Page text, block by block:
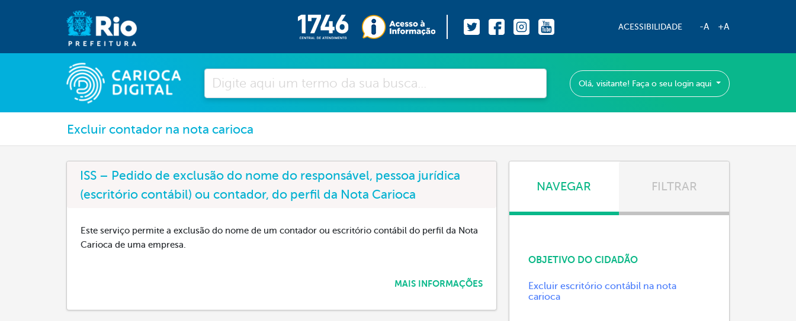
ACESSIBILIDADE -A +A
Pesquisar
Olá, visitante! Faça o seu login aqui
Excluir contador na nota carioca
ISS – Pedido de exclusão do nome do responsável, pessoa jurídica
(escritório contábil) ou contador, do perfil da Nota Carioca
Este serviço permite a exclusão do nome de um contador ou escritório contábil do perfil da Nota
Carioca de uma empresa.
MAIS INFORMAÇÕES
NAVEGAR FILTRAR
OBJETIVO DO CIDADÃO
Excluir escritório contábil na nota
carioca